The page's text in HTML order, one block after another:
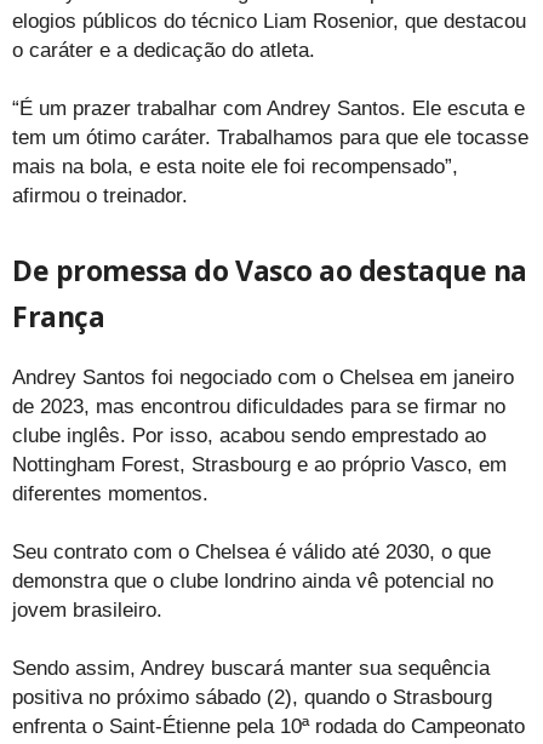
elogios públicos do técnico Liam Rosenior, que destacou
o caráter e a dedicação do atleta.
“É um prazer trabalhar com Andrey Santos. Ele escuta e
tem um ótimo caráter. Trabalhamos para que ele tocasse
mais na bola, e esta noite ele foi recompensado”,
afirmou o treinador.
De promessa do Vasco ao destaque na
França
Andrey Santos foi negociado com o Chelsea em janeiro
de 2023, mas encontrou dificuldades para se firmar no
clube inglês. Por isso, acabou sendo emprestado ao
Nottingham Forest, Strasbourg e ao próprio Vasco, em
diferentes momentos.
Seu contrato com o Chelsea é válido até 2030, o que
demonstra que o clube londrino ainda vê potencial no
jovem brasileiro.
Sendo assim, Andrey buscará manter sua sequência
positiva no próximo sábado (2), quando o Strasbourg
enfrenta o Saint-Étienne pela 10ª rodada do Campeonato